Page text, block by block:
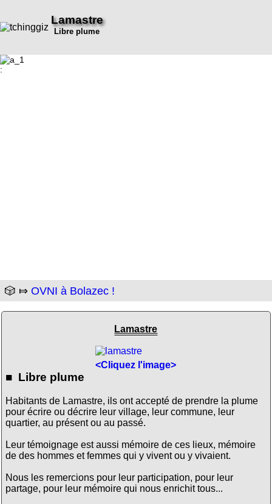
Lamastre
Libre plume
:
🎲 ⤇ OVNI à Bolazec !
Lamastre
<Cliquez l'image>
■ Libre plume
Habitants de Lamastre, ils ont accepté de prendre la plume
pour écrire ou décrire leur village, leur commune, leur
quartier, au présent ou au passé.
Leur témoignage est aussi mémoire de ces lieux, mémoire
de des hommes et femmes qui y vivent ou y vivaient.
Nous les remercions pour leur participation, pour leur
partage, pour leur mémoire qui nous enrichit tous...